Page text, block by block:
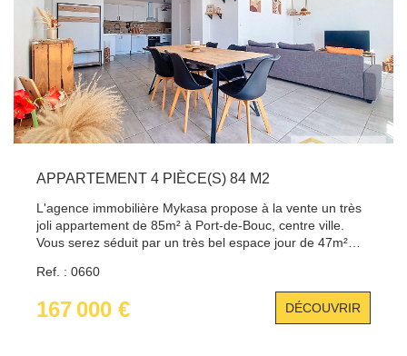
APPARTEMENT 4 PIÈCE(S) 84 M2
L'agence immobilière Mykasa propose à la vente un très
joli appartement de 85m² à Port-de-Bouc, centre ville.
Vous serez séduit par un très bel espace jour de 47m²
vis et au calme. Vous disposerez d'une grande entrée,
d'une cuisine équipée, aménagée très fonctionnelle avec
une petite loggia, d'une salle à manger et d'un salon.
Pour la nuit, vous trouverez 3 chambres avec rangement,
Ref. : 0660
167 000 € DÉCOUVRIR